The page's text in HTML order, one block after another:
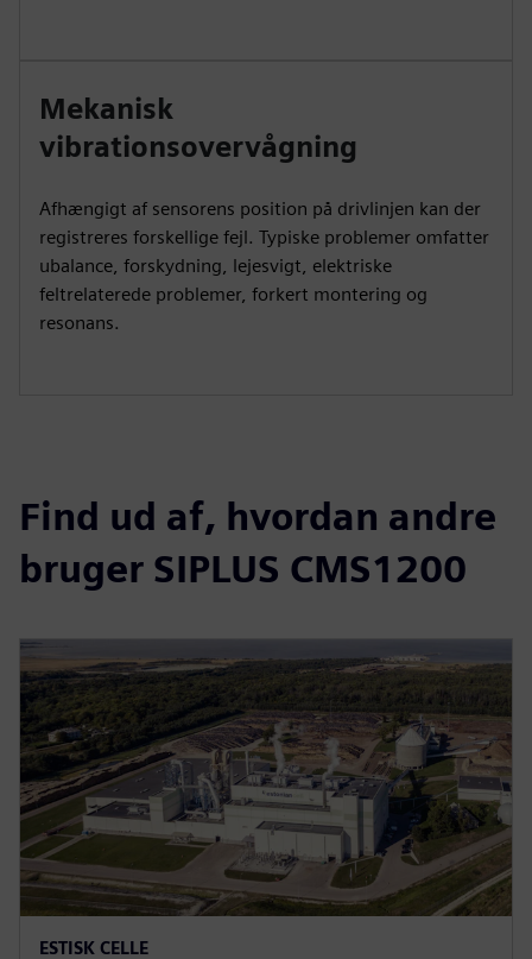
Mekanisk
vibrationsovervågning
Afhængigt af sensorens position på drivlinjen kan der
registreres forskellige fejl. Typiske problemer omfatter
ubalance, forskydning, lejesvigt, elektriske
feltrelaterede problemer, forkert montering og
resonans.
Find ud af, hvordan andre
bruger SIPLUS CMS1200
ESTISK CELLE